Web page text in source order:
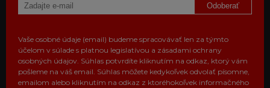
Odoberať
Vaše osobné údaje (email) budeme spracovávať len za týmto
účelom v súlade s platnou legislatívou a zásadami ochrany
osobných údajov. Súhlas potvrdíte kliknutím na odkaz, ktorý vám
pošleme na váš email. Súhlas môžete kedykoľvek odvolať písomne,
emailom alebo kliknutím na odkaz z ktoréhokoľvek informačného